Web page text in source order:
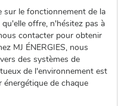
sur le fonctionnement de la
offre, n'hésitez pas à
contacter pour obtenir
MJ ÉNERGIES, nous
des systèmes de
de l'environnement est
de chaque